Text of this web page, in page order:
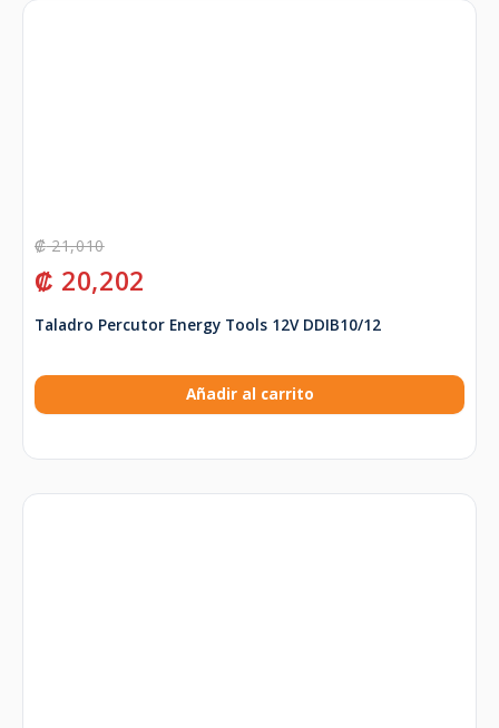
₡21,010
₡ 20,202
Taladro Percutor Energy Tools 12V DDIB10/12
Añadir al carrito